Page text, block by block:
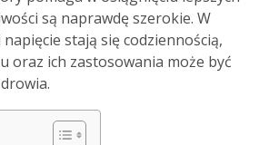
są naprawdę szerokie. W
stają się codziennością,
oraz ich zastosowania może być